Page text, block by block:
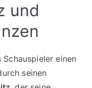
und
Schauspieler einen
seinen